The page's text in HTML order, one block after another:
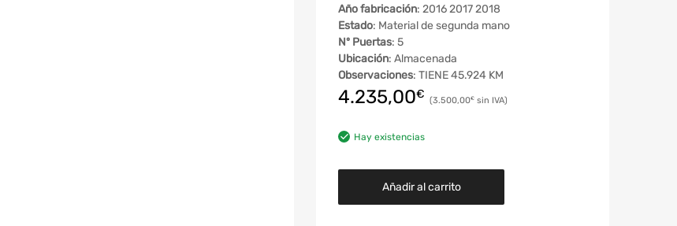
Año fabricación: 2016 2017 2018
Estado: Material de segunda mano
Nº Puertas: 5
Ubicación: Almacenada
Observaciones: TIENE 45.924 KM
4.235,00€ 3.500,00€
Hay existencias
Añadir al carrito